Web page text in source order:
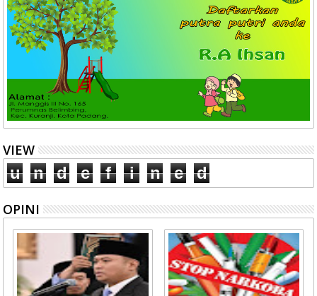
VIEW
u n d e f i n e d
OPINI